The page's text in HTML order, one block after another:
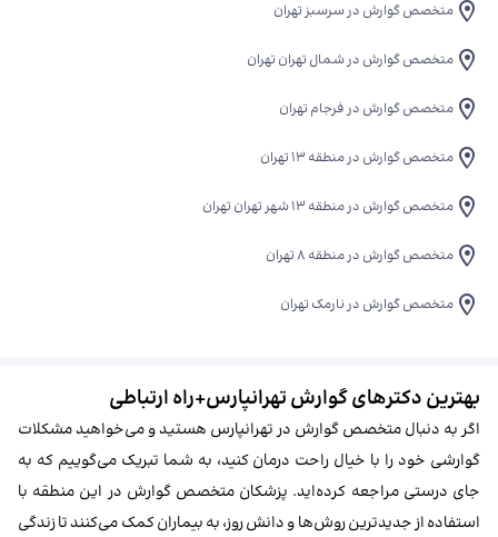
متخصص گوارش در سرسبز تهران
متخصص گوارش در شمال تهران تهران
متخصص گوارش در فرجام تهران
متخصص گوارش در منطقه 13 تهران
متخصص گوارش در منطقه ۱۳ شهر تهران تهران
متخصص گوارش در منطقه 8 تهران
متخصص گوارش در نارمک تهران
بهترین دکترهای گوارش تهرانپارس+راه ارتباطی
اگر به دنبال متخصص گوارش در تهرانپارس هستید و می‌خواهید مشکلات
گوارشی خود را با خیال راحت درمان کنید، به شما تبریک می‌گوییم که به
جای درستی مراجعه کرده‌اید. پزشکان متخصص گوارش در این منطقه با
استفاده از جدیدترین روش‌ها و دانش روز، به بیماران کمک می‌کنند تا زندگی